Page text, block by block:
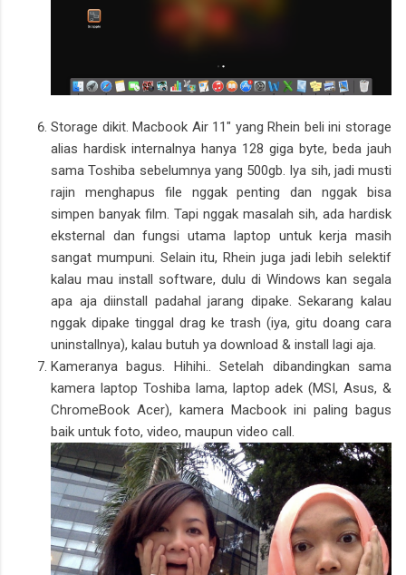
Storage dikit. Macbook Air 11" yang Rhein beli ini storage
alias hardisk internalnya hanya 128 giga byte, beda jauh
sama Toshiba sebelumnya yang 500gb. Iya sih, jadi musti
rajin menghapus file nggak penting dan nggak bisa
simpen banyak film. Tapi nggak masalah sih, ada hardisk
eksternal dan fungsi utama laptop untuk kerja masih
sangat mumpuni. Selain itu, Rhein juga jadi lebih selektif
kalau mau install software, dulu di Windows kan segala
apa aja diinstall padahal jarang dipake. Sekarang kalau
nggak dipake tinggal drag ke trash (iya, gitu doang cara
uninstallnya), kalau butuh ya download & install lagi aja.
Kameranya bagus. Hihihi.. Setelah dibandingkan sama
kamera laptop Toshiba lama, laptop adek (MSI, Asus, &
ChromeBook Acer), kamera Macbook ini paling bagus
baik untuk foto, video, maupun video call.